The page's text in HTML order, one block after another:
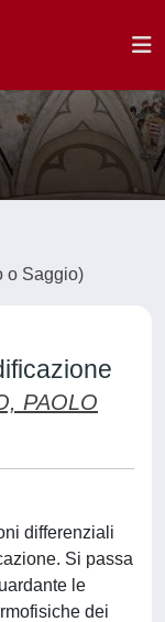
o Saggio)
PAOLO
differenziali
Si passa
le
dei